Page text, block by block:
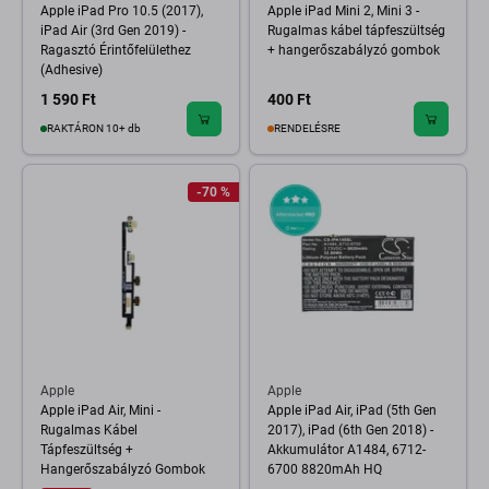
Apple iPad Pro 10.5 (2017),
iPad Air (3rd Gen 2019) -
Ragasztó Érintőfelülethez
(Adhesive)
1 590 Ft
RAKTÁRON 10+ db
Apple iPad Mini 2, Mini 3 -
Rugalmas kábel tápfeszültség
+ hangerőszabályzó gombok
400 Ft
RENDELÉSRE
-70 %
Apple
Apple iPad Air, Mini -
Rugalmas Kábel
Tápfeszültség +
Hangerőszabályzó Gombok
Apple
Apple iPad Air, iPad (5th Gen
2017), iPad (6th Gen 2018) -
Akkumulátor A1484, 6712-
6700 8820mAh HQ